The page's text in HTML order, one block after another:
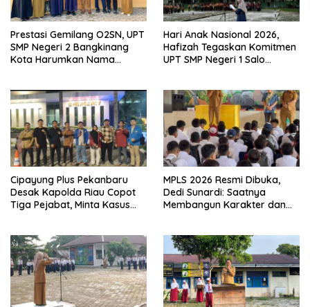
Prestasi Gemilang O2SN, UPT
SMP Negeri 2 Bangkinang
Kota Harumkan Nama
Hari Anak Nasional 2026,
Hafizah Tegaskan Komitmen
UPT SMP Negeri 1 Salo
Cipayung Plus Pekanbaru
Desak Kapolda Riau Copot
Tiga Pejabat, Minta Kasus
MPLS 2026 Resmi Dibuka,
Dedi Sunardi: Saatnya
Membangun Karakter dan